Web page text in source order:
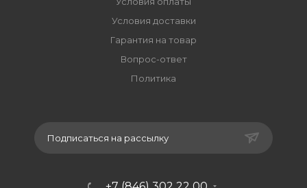
Условия доставки
Гарантия на товар
Вопрос-ответ
Политика
Подписаться на рассылку